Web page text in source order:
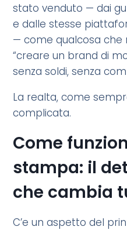
stato venduto — dai
e dalle stesse
— come qualcosa che
“creare un brand di
senza soldi, senza
La realta, come
complicata.
Come
stampa: il
che cambia
C’e un aspetto del